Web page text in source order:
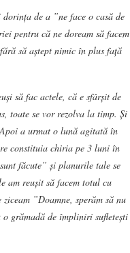
de a ”ne face o casă de
pentru că ne doream să facem
să aștept nimic în plus față
să fac actele, că e sfârșit de
toate se vor rezolva la timp. Și
a urmat o lună agitată în
constituia chiria pe 3 luni în
făcute” și planurile tale se
am reușit să facem totul cu
”Doamne, sperăm să nu
grămadă de împliniri sufletești